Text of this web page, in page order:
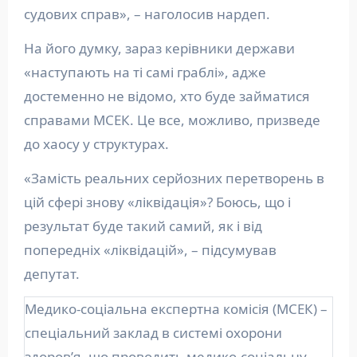
судових справ», – наголосив нардеп.
На його думку, зараз керівники держави
«наступають на ті самі граблі», адже
достеменно не відомо, хто буде займатися
справами МСЕК. Це все, можливо, призведе
до хаосу у структурах.
«Замість реальних серйозних перетворень в
цій сфері знову «ліквідація»? Боюсь, що і
результат буде такий самий, як і від
попередніх «ліквідацій», – підсумував
депутат.
Медико-соціальна експертна комісія (МСЕК) –
спеціальний заклад в системі охорони